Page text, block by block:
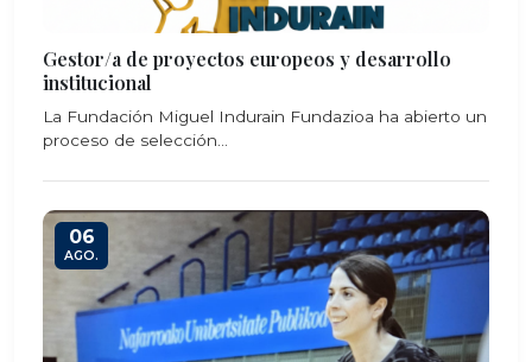
Gestor/a de proyectos europeos y desarrollo
institucional
La Fundación Miguel Indurain Fundazioa ha abierto un
proceso de selección...
06
AGO.